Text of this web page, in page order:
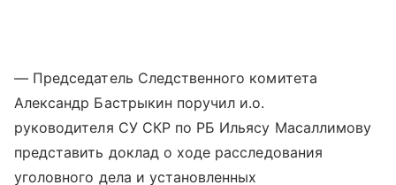
— Председатель Следственного комитета
Александр Бастрыкин поручил и.о.
руководителя СУ СКР по РБ Ильясу Масаллимову
представить доклад о ходе расследования
уголовного дела и установленных